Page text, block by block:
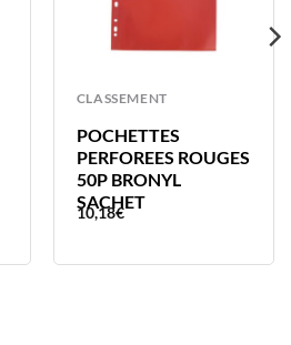
CLASSEMENT
POCHETTES
PERFOREES ROUGES
50P BRONYL
SACHET
10,18€